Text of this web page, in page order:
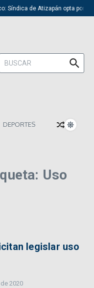
Síndica de Atizapán opta por
Buscar:
DEPORTES
Uso
legislar uso
2020